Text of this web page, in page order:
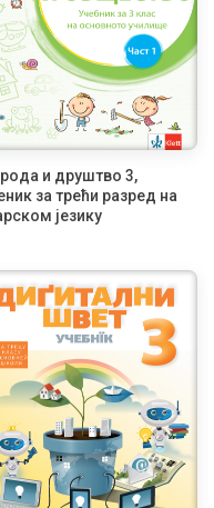
и друштво 3,
за трећи разред на
језику